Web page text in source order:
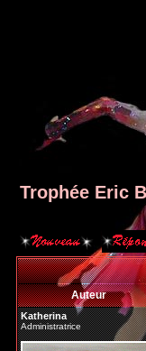
Trophée Eric
Auteur
Katherina
Administratrice